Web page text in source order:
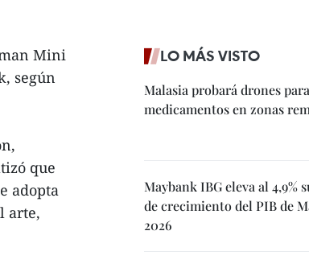
Mini
según
que
adopta
arte,
LO MÁS VISTO
Malasia probará drones
medicamentos en zonas
Maybank IBG eleva al 4,9%
de crecimiento del PIB de
2026